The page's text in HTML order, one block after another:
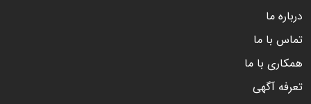
درباره ما
تماس با ما
همکاری با ما
تعرفه آگهی